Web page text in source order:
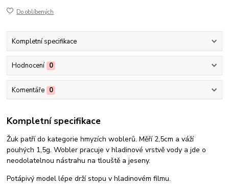
Do oblíbených
Kompletní specifikace
Hodnocení 0
Komentáře 0
Kompletní specifikace
Žuk patří do kategorie hmyzích woblerů. Měří 2,5cm a váží
pouhých 1,5g. Wobler pracuje v hladinové vrstvě vody a jde o
neodolatelnou nástrahu na tlouště a jeseny.
Potápivý model lépe drží stopu v hladinovém filmu.